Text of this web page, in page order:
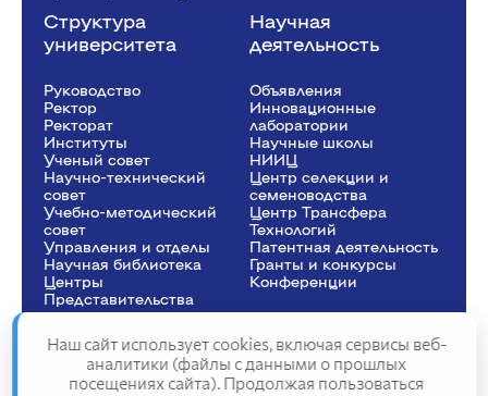
Структура
университета
Руководство
Ректор
Рeкторат
Институты
Ученый совет
Научно-технический
совет
Учебно-методический
совет
Управления и отделы
Научная библиотека
Центры
Представительства
Научная
деятельность
Объявления
Инновационные
лаборатории
Научные школы
НИИЦ
Центр селекции и
семеноводства
Центр Трансфера
Технологий
Патентная деятельность
Гранты и конкурсы
Конференции
Сведения об образовательной организации
Наш сайт использует cookies, включая сервисы веб-
аналитики (файлы с данными о прошлых
посещениях сайта). Продолжая пользоваться